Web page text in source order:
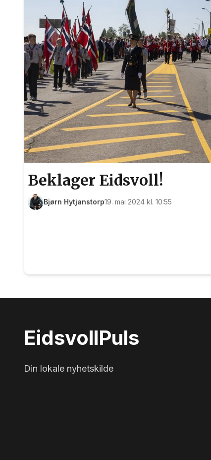
Beklager Eidsvoll!
Bjørn Hytjanstorp19. mai 2024 kl. 10:55
EidsvollPuls
Din lokale nyhetskilde